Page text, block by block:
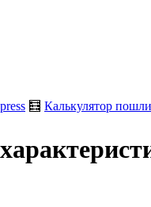
🧮 Калькулятор